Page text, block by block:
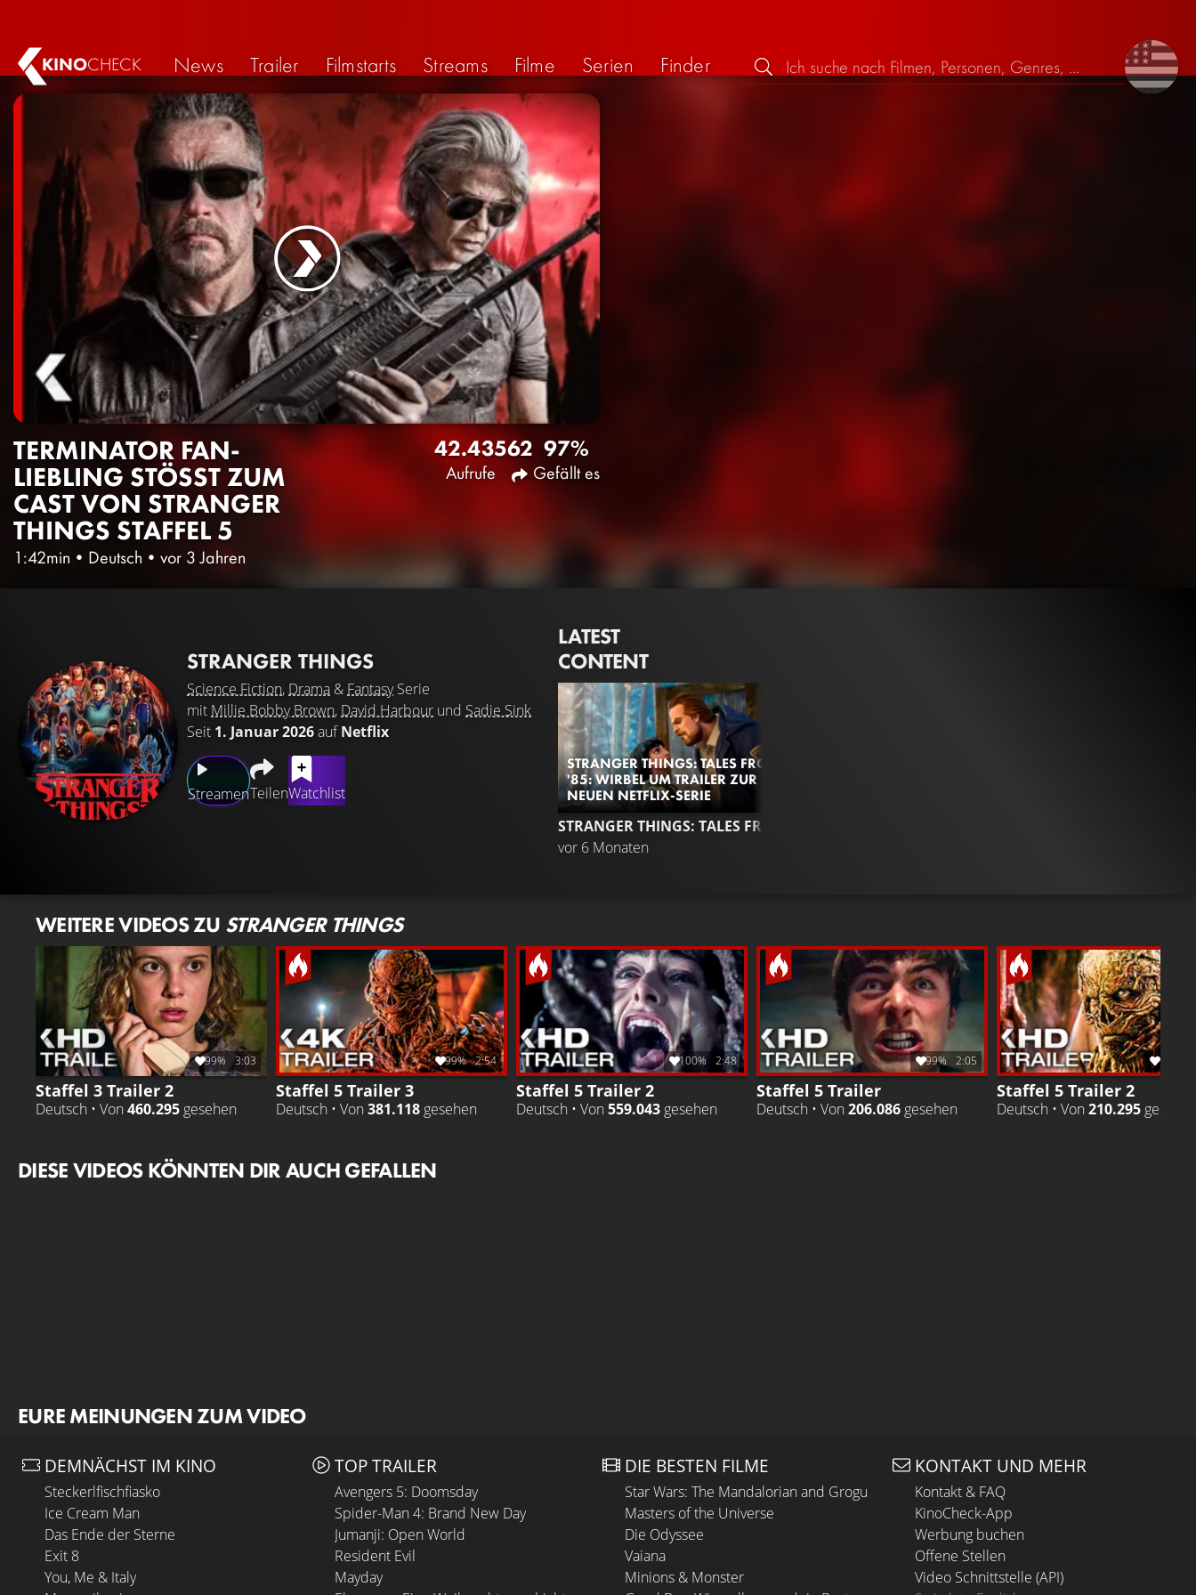
KINOCHECK News Trailer Filmstarts Streams Filme Serien Finder
TERMINATOR FAN-
LIEBLING STÖSST ZUM C
AST VON STRANGER T
HINGS STAFFEL 5
1:42min • Deutsch • vor 3 Jahren
42.435
Aufrufe
62 97%
Gefällt es
STRANGER THINGS
Science Fiction, Drama & FantasySerie
mit Millie Bobby Brown, David Harbour und Sadie Sink
Seit 1. Januar 2026aufNetflix
StreamenTeilenWatchlist
LATEST
CONTENT
STRANGER THINGS: TALES FROM
'85: WIRBEL UM TRAILER ZUR
NEUEN NETFLIX-SERIE
vor 6 Monaten
WEITERE VIDEOS ZU STRANGER THINGS
99% 3:03
Staffel 3 Trailer 2
Deutsch • Von 460.295 gesehen
99% 2:54
Staffel 5 Trailer 3
Deutsch • Von 381.118 gesehen
100% 2:48
Staffel 5 Trailer 2
Deutsch • Von 559.043 gesehen
99% 2:05
Staffel 5 Trailer
Deutsch • Von 206.086 gesehen
100%
Staffel 5 Trailer 2
Deutsch • Von 210.295
DIESE VIDEOS KÖNNTEN DIR AUCH GEFALLEN
EURE MEINUNGEN ZUM VIDEO
DEMNÄCHST IM KINO
Steckerlfischfiasko
Ice Cream Man
Das Ende der Sterne
Exit 8
You, Me & Italy
TOP TRAILER
Avengers 5: Doomsday
Spider-Man 4: Brand New Day
Jumanji: Open World
Resident Evil
Mayday
DIE BESTEN FILME
Star Wars: The Mandalorian and Grogu
Masters of the Universe
Die Odyssee
Vaiana
Minions & Monster
KONTAKT UND MEHR
Kontakt & FAQ
KinoCheck-App
Werbung buchen
Offene Stellen
Video Schnittstelle (API)